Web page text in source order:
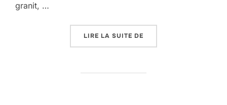
granit, …
LIRE LA SUITE DE